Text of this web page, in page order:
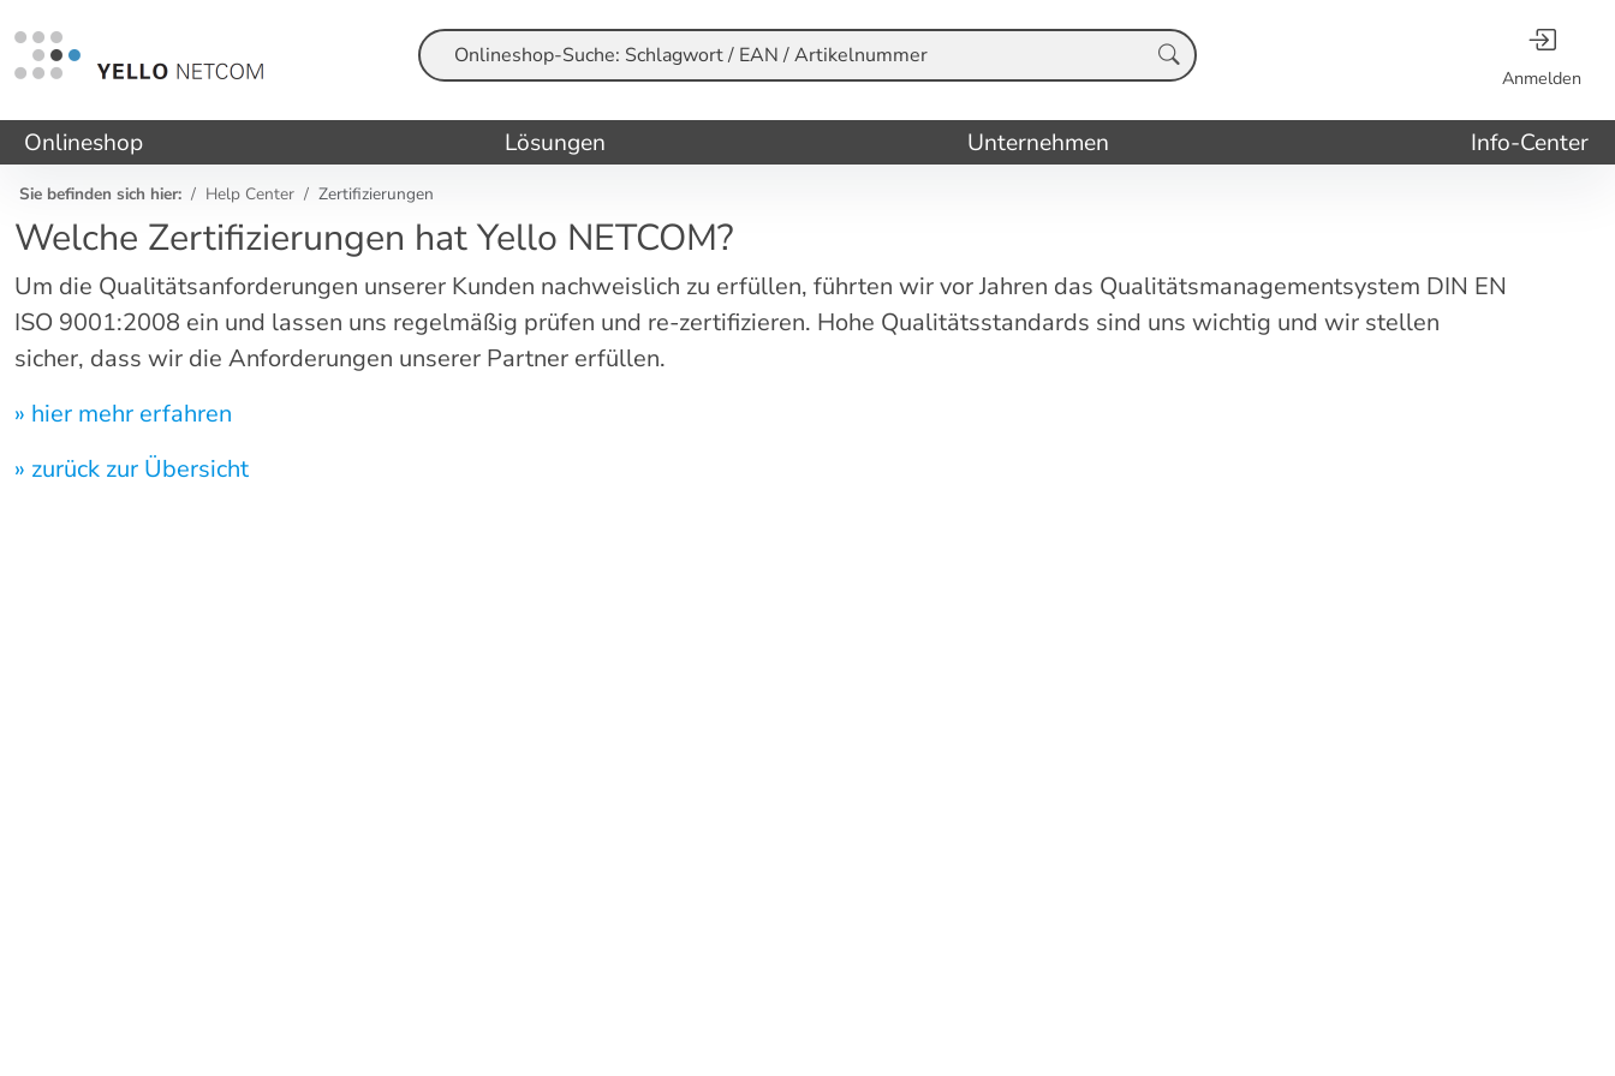
Suche Anmelden
Onlineshop Lösungen Unternehmen Info-Center
Sie befinden sich hier: Help Center Zertifizierungen
Welche Zertifizierungen hat Yello NETCOM?
Um die Qualitätsanforderungen unserer Kunden nachweislich zu erfüllen, führten wir vor Jahren das Qualitätsmanagementsystem DIN EN
ISO 9001:2008 ein und lassen uns regelmäßig prüfen und re-zertifizieren. Hohe Qualitätsstandards sind uns wichtig und wir stellen
sicher, dass wir die Anforderungen unserer Partner erfüllen.
» hier mehr erfahren
» zurück zur Übersicht